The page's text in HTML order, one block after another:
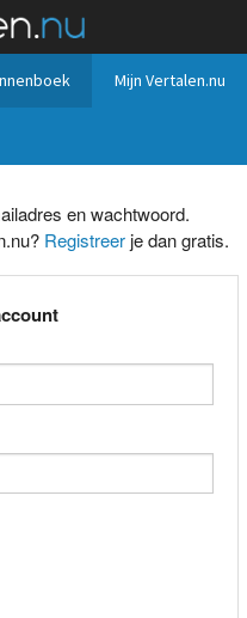
Mijn Vertalen.nu
en wachtwoord.
Registreerje dan gratis.